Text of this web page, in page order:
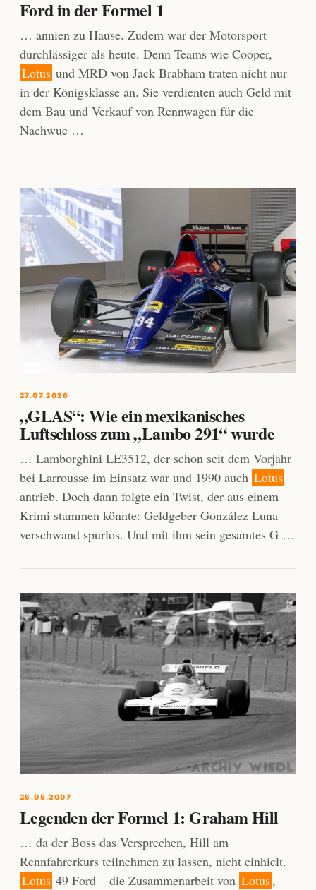
Ford in der Formel 1
… annien zu Hause. Zudem war der Motorsport
durchlässiger als heute. Denn Teams wie Cooper,
Lotus und MRD von Jack Brabham traten nicht nur
in der Königsklasse an. Sie verdienten auch Geld mit
dem Bau und Verkauf von Rennwagen für die
Nachwuc …
27.07.2026
„GLAS“: Wie ein mexikanisches
Luftschloss zum „Lambo 291“ wurde
… Lamborghini LE3512, der schon seit dem Vorjahr
bei Larrousse im Einsatz war und 1990 auch Lotus
antrieb. Doch dann folgte ein Twist, der aus einem
Krimi stammen könnte: Geldgeber González Luna
verschwand spurlos. Und mit ihm sein gesamtes G …
25.05.2007
Legenden der Formel 1: Graham Hill
… da der Boss das Versprechen, Hill am
Rennfahrerkurs teilnehmen zu lassen, nicht einhielt.
Lotus 49 Ford – die Zusammenarbeit von Lotus,